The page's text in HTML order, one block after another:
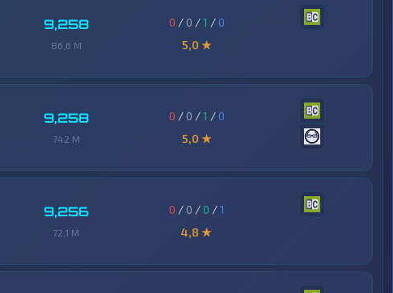
9,258
86,6 M
0 / 0 /1 /0
5,0 ★
9,258
742 M
0 / 0 /1 /0
5,0 ★
9,256
72,1 M
0 / 0 / 0 /1
4,8 ★